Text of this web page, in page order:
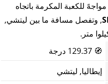
للكعبة المكرمة باتجاه
, وتفصل مسافة ما بين ليتشي,
🧭
إيطاليا, ليتشي